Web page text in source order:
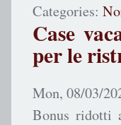
Categories:
Case
per le
Mon, 08/03/
Bonus ridotti